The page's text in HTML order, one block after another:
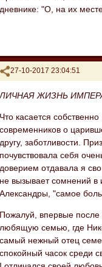
дневнике: "О, на их
Поделиться
27-10-2017 23:04:51
ЛИЧНАЯ ЖИЗНЬ
Что касается
современников о
другу, заботливости.
почувствовала себя
доверием отдавала я
не вызывает сомнений в
Александры, "самое
Пожалуй, впервые
любящую семью, где
самый нежный отец
спокойный часок среди